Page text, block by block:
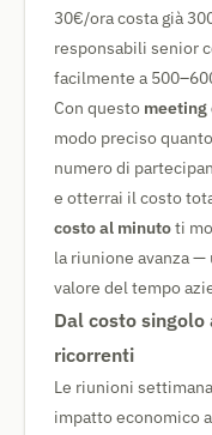
30€/ora costa già
responsabili senior
facilmente a
Con questo
modo preciso
numero di
e otterrai il costo
costo al minutoti
la riunione avanza
valore del tempo
Dal costo
ricorrenti
Le riunioni
impatto economico